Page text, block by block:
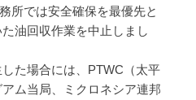
所では安全確保を最優先と
油回収作業を中止しまし
た場合には、PTWC（太平
ム当局、ミクロネシア連邦